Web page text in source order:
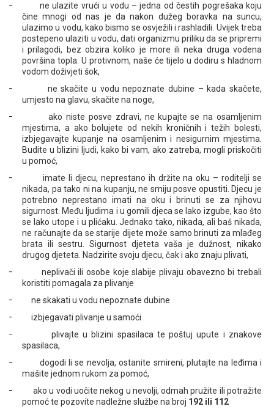
– ne ulazite vrući u vodu – jedna od čestih pogrešaka koju
čine mnogi od nas je da nakon dužeg boravka na suncu,
ulazimo u vodu, kako bismo se osvježili i rashladili. Uvijek treba
postepeno ulaziti u vodu, dati organizmu priliku da se pripremi
i prilagodi, bez obzira koliko je more ili neka druga vodena
površina topla. U protivnom, naše će tijelo u dodiru s hladnom
vodom doživjeti šok,
– ne skačite u vodu nepoznate dubine – kada skačete,
umjesto na glavu, skačite na noge,
– ako niste posve zdravi, ne kupajte se na osamljenim
mjestima, a ako bolujete od nekih kroničnih i težih bolesti,
izbjegavajte kupanje na osamljenim i nesigurnim mjestima.
Budite u blizini ljudi, kako bi vam, ako zatreba, mogli priskočiti
u pomoć,
– imate li djecu, neprestano ih držite na oku – roditelji se
nikada, pa tako ni na kupanju, ne smiju posve opustiti. Djecu je
potrebno neprestano imati na oku i brinuti se za njihovu
sigurnost. Među ljudima i u gomili djeca se lako izgube, kao što
se lako utope i u plićaku. Jednako tako, nikada, ali baš nikada,
ne računajte da se starije dijete može samo brinuti za mlađeg
brata ili sestru. Sigurnost djeteta vaša je dužnost, nikako
drugog djeteta. Nadzirite svoju djecu, čak i ako znaju plivati,
– neplivači ili osobe koje slabije plivaju obavezno bi trebali
koristiti pomagala za plivanje
– ne skakati u vodu nepoznate dubine
– izbjegavati plivanje u samoći
– plivajte u blizini spasilaca te poštuj upute i znakove
spasilaca,
– dogodi li se nevolja, ostanite smireni, plutajte na leđima i
mašite jednom rukom za pomoć,
– ako u vodi uočite nekog u nevolji, odmah pružite ili potražite
pomoć te pozovite nadležne službe na broj 192 ili 112